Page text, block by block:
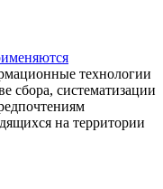
технологии
сбора, систематизации
на территории